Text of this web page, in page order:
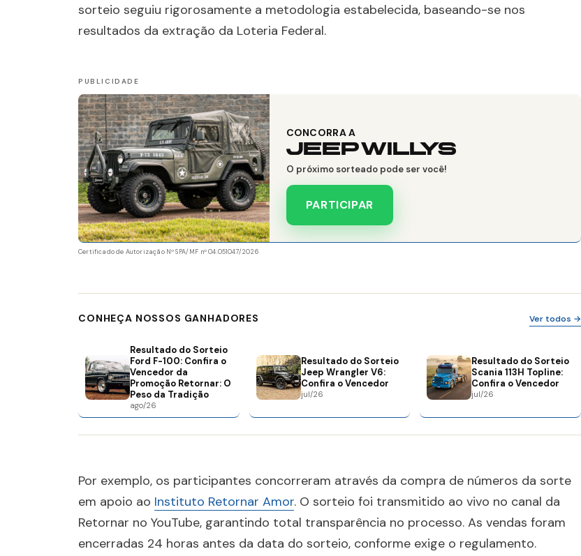
sorteio seguiu rigorosamente a metodologia estabelecida, baseando-se nos
resultados da extração da Loteria Federal.
CONCORRA A
JEEP WILLYS
O próximo sorteado pode ser você!
PARTICIPAR
Certificado de Autorização Nº SPA/MF nº 04.051047/2026
CONHEÇA NOSSOS GANHADORES Ver todos →
Resultado do Sorteio
Ford F-100: Confira o
Vencedor da
Promoção Retornar: O
Peso da Tradição
ago/26
Resultado do Sorteio
Jeep Wrangler V6:
Confira o Vencedor
jul/26
Resultado do Sorteio
Scania 113H Topline:
Confira o Vencedor
jul/26
Por exemplo, os participantes concorreram através da compra de números da sorte
em apoio ao Instituto Retornar Amor. O sorteio foi transmitido ao vivo no canal da
Retornar no YouTube, garantindo total transparência no processo. As vendas foram
encerradas 24 horas antes da data do sorteio, conforme exige o regulamento.